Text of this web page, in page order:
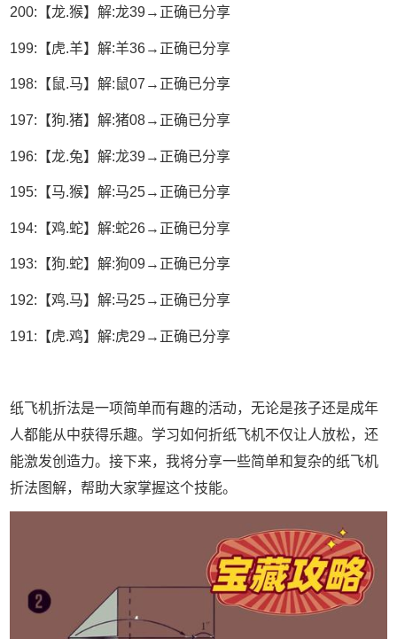
200:【龙.猴】解:龙39→正确已分享
199:【虎.羊】解:羊36→正确已分享
198:【鼠.马】解:鼠07→正确已分享
197:【狗.猪】解:猪08→正确已分享
196:【龙.兔】解:龙39→正确已分享
195:【马.猴】解:马25→正确已分享
194:【鸡.蛇】解:蛇26→正确已分享
193:【狗.蛇】解:狗09→正确已分享
192:【鸡.马】解:马25→正确已分享
191:【虎.鸡】解:虎29→正确已分享
纸飞机折法是一项简单而有趣的活动，无论是孩子还是成年
人都能从中获得乐趣。学习如何折纸飞机不仅让人放松，还
能激发创造力。接下来，我将分享一些简单和复杂的纸飞机
折法图解，帮助大家掌握这个技能。